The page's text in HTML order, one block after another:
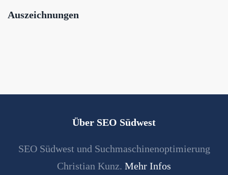
Auszeichnungen
Über SEO Südwest
SEO Südwest und Suchmaschinenoptimierung
Christian Kunz. Mehr Infos